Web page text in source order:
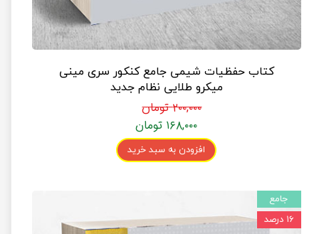
کتاب حفظیات شیمی جامع کنکور سری مینی
میکرو طلایی نظام جدید
۲۰۰,۰۰۰ تومان
۱۶۸,۰۰۰ تومان
افزودن به سبد خرید
جامع
۱۶ درصد